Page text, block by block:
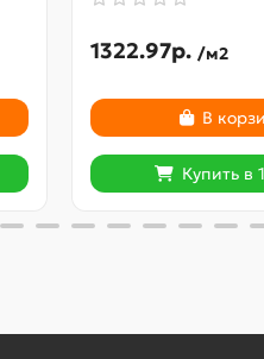
1322.97р. /м2
В
Купить в